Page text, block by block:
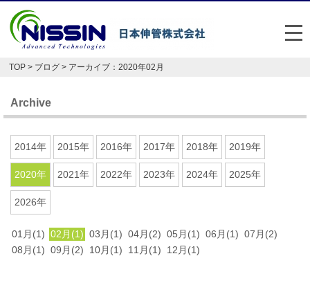
メ
日本伸管の強み
お悩み解決事例
企業情報
FAQ
TOP > ブログ > アーカイブ：2020年02月
Archive
2014年 2015年 2016年 2017年 2018年 2019年
2020年 2021年 2022年 2023年 2024年 2025年
2026年
01月(1) 02月(1) 03月(1) 04月(2) 05月(1) 06月(1) 07月(2)
08月(1) 09月(2) 10月(1) 11月(1) 12月(1)